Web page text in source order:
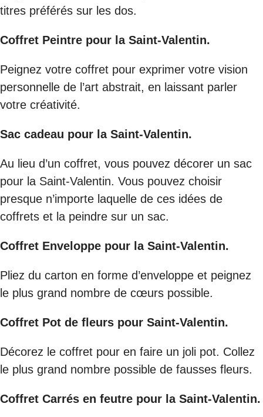
titres préférés sur les dos.
Coffret Peintre pour la Saint-Valentin.
Peignez votre coffret pour exprimer votre vision
personnelle de l’art abstrait, en laissant parler
votre créativité.
Sac cadeau pour la Saint-Valentin.
Au lieu d’un coffret, vous pouvez décorer un sac
pour la Saint-Valentin. Vous pouvez choisir
presque n’importe laquelle de ces idées de
coffrets et la peindre sur un sac.
Coffret Enveloppe pour la Saint-Valentin.
Pliez du carton en forme d’enveloppe et peignez
le plus grand nombre de cœurs possible.
Coffret Pot de fleurs pour Saint-Valentin.
Décorez le coffret pour en faire un joli pot. Collez
le plus grand nombre possible de fausses fleurs.
Coffret Carrés en feutre pour la Saint-Valentin.